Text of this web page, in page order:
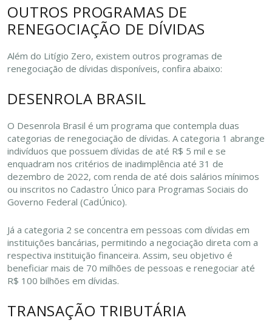
OUTROS PROGRAMAS DE
RENEGOCIAÇÃO DE DÍVIDAS
Além do Litígio Zero, existem outros programas de
renegociação de dívidas disponíveis, confira abaixo:
DESENROLA BRASIL
O Desenrola Brasil é um programa que contempla duas
categorias de renegociação de dívidas. A categoria 1 abrange
indivíduos que possuem dívidas de até R$ 5 mil e se
enquadram nos critérios de inadimplência até 31 de
dezembro de 2022, com renda de até dois salários mínimos
ou inscritos no Cadastro Único para Programas Sociais do
Governo Federal (CadÚnico).
Já a categoria 2 se concentra em pessoas com dívidas em
instituições bancárias, permitindo a negociação direta com a
respectiva instituição financeira. Assim, seu objetivo é
beneficiar mais de 70 milhões de pessoas e renegociar até
R$ 100 bilhões em dívidas.
TRANSAÇÃO TRIBUTÁRIA